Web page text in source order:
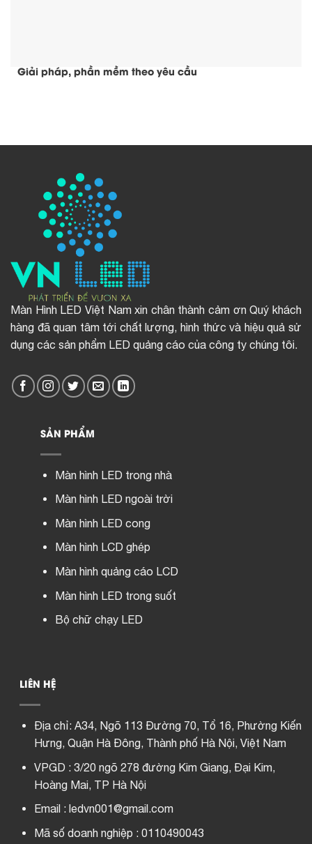
Giải pháp, phần mềm theo yêu cầu
Màn Hình LED Việt Nam xin chân thành cảm ơn Quý khách
hàng đã quan tâm tới chất lượng, hình thức và hiệu quả sử
dụng các sản phẩm LED quảng cáo của công ty chúng tôi.
SẢN PHẨM
Màn hình LED trong nhà
Màn hình LED ngoài trời
Màn hình LED cong
Màn hình LCD ghép
Màn hình quảng cáo LCD
Màn hình LED trong suốt
Bộ chữ chạy LED
LIÊN HỆ
Địa chỉ: A34, Ngõ 113 Đường 70, Tổ 16, Phường Kiến
Hưng, Quận Hà Đông, Thành phố Hà Nội, Việt Nam
VPGD : 3/20 ngõ 278 đường Kim Giang, Đại Kim,
Hoàng Mai, TP Hà Nội
Email : ledvn001@gmail.com
Mã số doanh nghiệp : 0110490043